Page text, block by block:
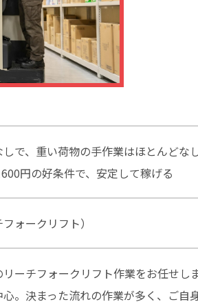
で、重い荷物の手作業はほとんど
円の好条件で、安定して稼げる
ォークリフト）
ーチフォークリフト作業をお任せしま
。決まった流れの作業が多く、ご自